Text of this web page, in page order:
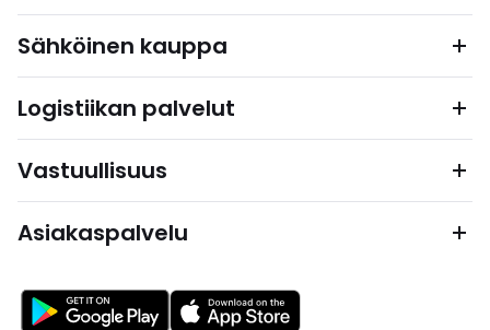
Sähköinen kauppa
Logistiikan palvelut
Vastuullisuus
Asiakaspalvelu